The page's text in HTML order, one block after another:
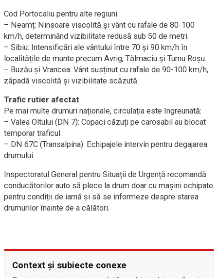
Cod Portocaliu pentru alte regiuni
– Neamț: Ninsoare viscolită și vânt cu rafale de 80-100
km/h, determinând vizibilitate redusă sub 50 de metri.
– Sibiu: Intensificări ale vântului între 70 și 90 km/h în
localitățile de munte precum Avrig, Tălmaciu și Turnu Roșu.
– Buzău și Vrancea: Vânt susținut cu rafale de 90-100 km/h,
zăpadă viscolită și vizibilitate scăzută.
Trafic rutier afectat
Pe mai multe drumuri naționale, circulația este îngreunată:
– Valea Oltului (DN 7): Copaci căzuți pe carosabil au blocat
temporar traficul.
– DN 67C (Transalpina): Echipajele intervin pentru degajarea
drumului.
Inspectoratul General pentru Situații de Urgență recomandă
conducătorilor auto să plece la drum doar cu mașini echipate
pentru condiții de iarnă și să se informeze despre starea
drumurilor înainte de a călători.
Context și subiecte conexe